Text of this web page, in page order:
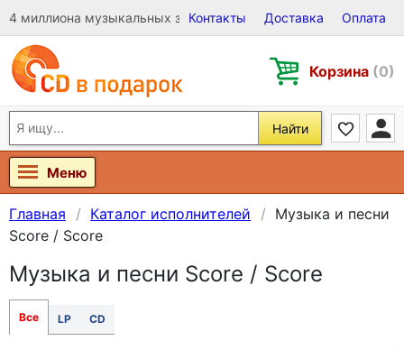
4 миллиона музыкальных записей на Виниле, CD и DVD
Контакты Доставка Оплата
Корзина (0)
Найти
Меню
Главная Каталог исполнителей
Музыка и песни
Score / Score
Музыка и песни Score / Score
Все LP CD